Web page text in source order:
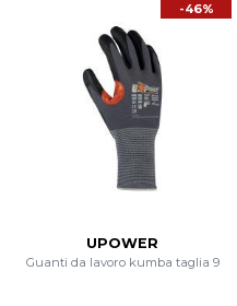
-46%
UPOWER
Guanti da lavoro kumba taglia 9